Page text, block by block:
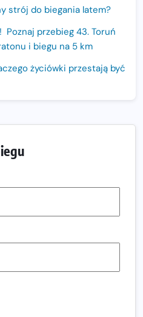
strój do biegania latem?
przebieg 43. Toruń
i biegu na 5 km
życiówki przestają być
stworzony do szybkiego
narzędzie dla biegacza
warto o niej wiedzieć?
jubileuszowy Bieg